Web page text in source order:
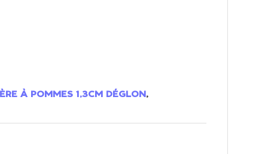
À POMMES 1,3CM DÉGLON,